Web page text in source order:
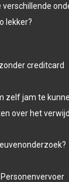
lekker?
creditcard
zelf jam te
over het